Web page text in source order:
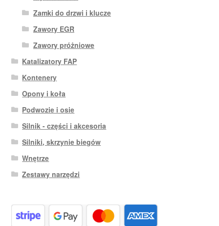
Zamki do drzwi i klucze
Zawory EGR
Zawory próżniowe
Katalizatory FAP
Kontenery
Opony i koła
Podwozie i osie
Silnik - części i akcesoria
Silniki, skrzynie biegów
Wnętrze
Zestawy narzędzi